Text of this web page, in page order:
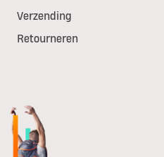
Verzending
Retourneren